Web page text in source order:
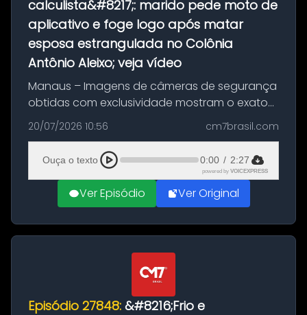
calculista&#8217;: marido pede moto de
aplicativo e foge logo após matar
esposa estrangulada no Colônia
Antônio Aleixo; veja vídeo
Manaus – Imagens de câmeras de segurança
obtidas com exclusividade mostram o exato
momento da fuga do principal suspeito da
morte de Larissa Araújo, de 28 anos. O crime
ocorreu na noite deste último d...
20/07/2026 10:56 cm7brasil.com
Ouça o texto 0:00 / 2:27
powered by VOICEXPRESS
Ver Episódio Ver Original
Episódio 27848: &#8216;Frio e